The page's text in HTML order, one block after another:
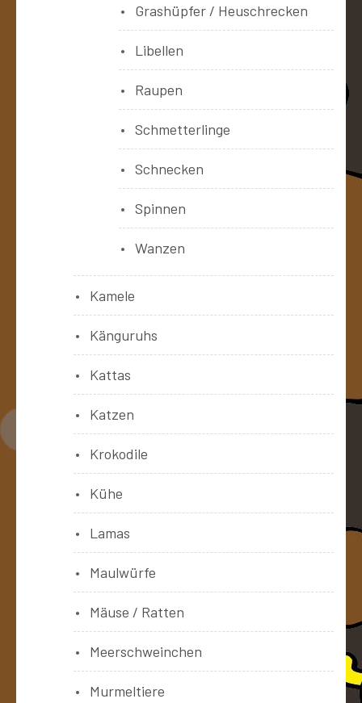
Grashüpfer / Heuschrecken
Libellen
Raupen
Schmetterlinge
Schnecken
Spinnen
Wanzen
Kamele
Känguruhs
Kattas
Katzen
Krokodile
Kühe
Lamas
Maulwürfe
Mäuse / Ratten
Meerschweinchen
Murmeltiere